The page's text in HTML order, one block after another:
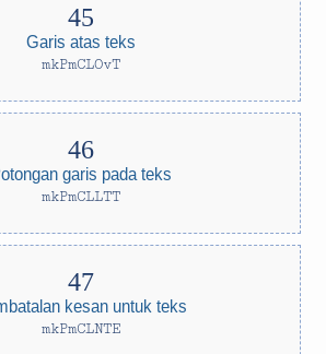
Garis atas teks
mkPmCLOvT
garis pada teks
mkPmCLLTT
kesan untuk teks
mkPmCLNTE